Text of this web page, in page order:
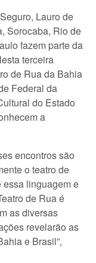
Lauro de
Sorocaba, Rio de
fazem parte da
terceira
de Rua da Bahia
Federal da
do Estado
a
encontros são
o teatro de
essa linguagem e
de Rua é
as diversas
revelarão as
e Brasil”,